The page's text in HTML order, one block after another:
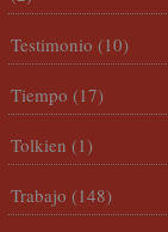
Testimonio (10)
Tiempo (17)
Tolkien (1)
Trabajo (148)